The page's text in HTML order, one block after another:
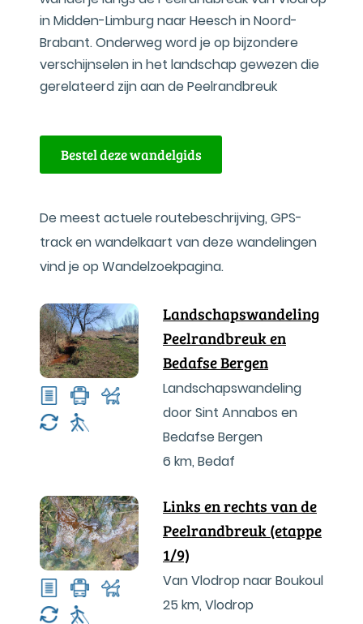
in Midden-Limburg naar Heesch in Noord-
Brabant. Onderweg word je op bijzondere
verschijnselen in het landschap gewezen die
gerelateerd zijn aan de Peelrandbreuk
Bestel deze wandelgids
De meest actuele routebeschrijving, GPS-
track en wandelkaart van deze wandelingen
vind je op Wandelzoekpagina.
Landschapswandeling
Peelrandbreuk en
Bedafse Bergen
Landschapswandeling
door Sint Annabos en
Bedafse Bergen
6 km, Bedaf
Links en rechts van de
Peelrandbreuk (etappe
1/9)
Van Vlodrop naar Boukoul
25 km, Vlodrop